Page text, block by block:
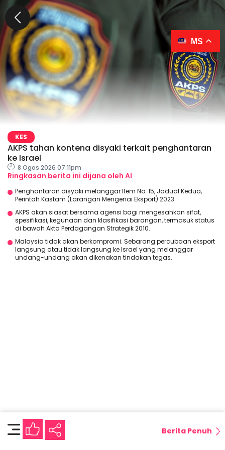
KES
AKPS tahan kontena disyaki terkait penghantaran
ke Israel
8 Ogos 2026 07:11pm
Ringkasan berita ini dijana oleh AI
Penghantaran disyaki melanggar Item No. 15, Jadual Kedua,
Perintah Kastam (Larangan Mengenai Eksport) 2023.
AKPS akan siasat bersama agensi bagi mengesahkan sifat,
spesifikasi, kegunaan dan klasifikasi barangan, termasuk status
di bawah Akta Perdagangan Strategik 2010.
Malaysia tidak akan berkompromi. Sebarang percubaan eksport
langsung atau tidak langsung ke Israel yang melanggar
undang-undang akan dikenakan tindakan tegas.
Berita Penuh
MS